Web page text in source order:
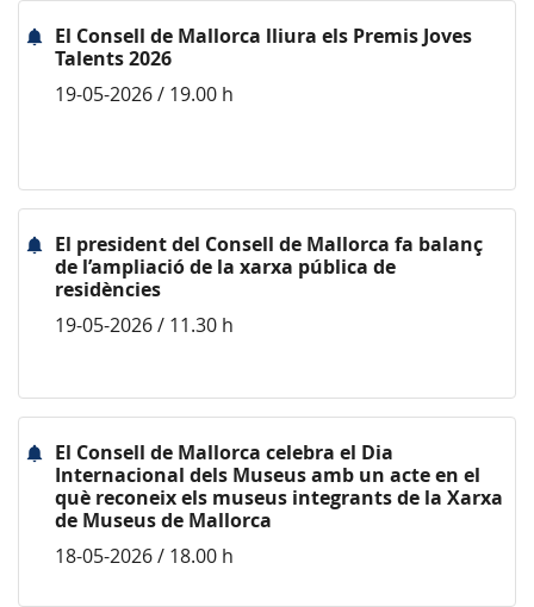
El Consell de Mallorca lliura els Premis Joves
Talents 2026
19-05-2026 / 19.00 h
El president del Consell de Mallorca fa balanç
de l’ampliació de la xarxa pública de
residències
19-05-2026 / 11.30 h
El Consell de Mallorca celebra el Dia
Internacional dels Museus amb un acte en el
què reconeix els museus integrants de la Xarxa
de Museus de Mallorca
18-05-2026 / 18.00 h